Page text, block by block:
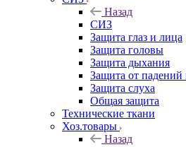
Назад
СИЗ
Защита глаз и лица
Защита головы
Защита дыхания
Защита от
Защита слуха
Общая защита
Технические ткани
Хоз.товары
Назад